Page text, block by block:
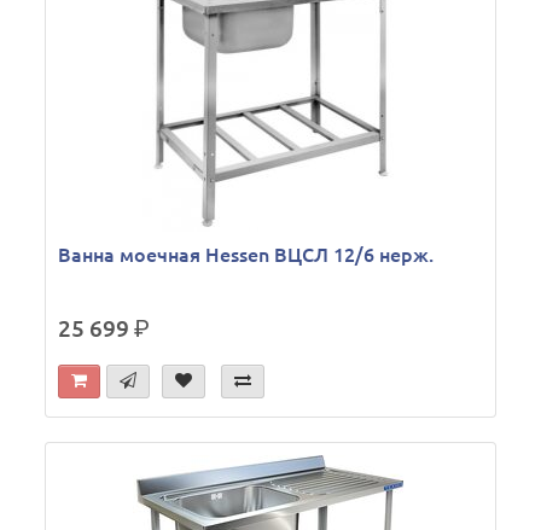
Ванна моечная Hessen ВЦСЛ 12/6 нерж.
25 699р.